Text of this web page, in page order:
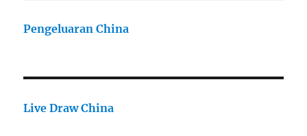
Pengeluaran China
Live Draw China